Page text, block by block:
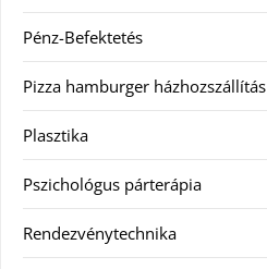
Pénz-Befektetés
Pizza hamburger házhozszállítás
Plasztika
Pszichológus párterápia
Rendezvénytechnika